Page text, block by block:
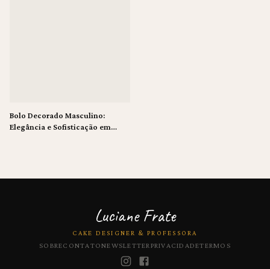
Bolo Decorado Masculino:
Elegância e Sofisticação em
Luciane Frate
CAKE DESIGNER & PROFESSORA
SOBRECONTATONEWSLETTERPRIVACIDADETERMOS